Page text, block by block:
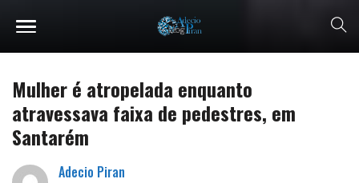
Mulher é atropelada enquanto
atravessava faixa de pedestres, em
Santarém
Adecio Piran